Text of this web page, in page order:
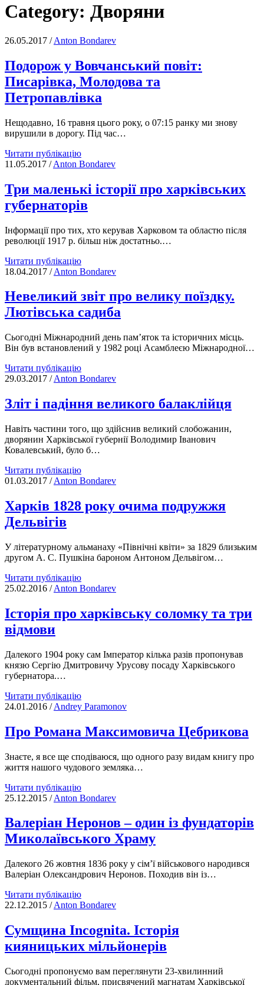
Category: Дворяни
26.05.2017 /Anton Bondarev
Подорож у Вовчанський повіт:
Писарівка, Молодова та
Петропавлівка
Нещодавно, 16 травня цього року, о 07:15 ранку ми знову
вирушили в дорогу. Під час…
Читати публікаціюПодорож
у
повіт:
Писарівка,
Молодова
Петропавлівка
11.05.2017 /Anton Bondarev
Три маленькі історії про харківських
губернаторів
Інформації про тих, хто керував Харковом та областю після
революції 1917 р. більш ніж достатньо.…
Читати публікаціюТри
маленькі
про
харківських
губернаторів
18.04.2017 /Anton Bondarev
Невеликий звіт про велику поїздку.
Лютівська садиба
Сьогодні Міжнародний день пам’яток та історичних місць.
Він був встановлений у 1982 році Асамблеєю Міжнародної…
Читати публікаціюНевеликий
звіт
поїздку.
садиба
29.03.2017 /Anton Bondarev
Зліт і падіння великого балаклійця
Навіть частини того, що здійснив великий слобожанин,
дворянин Харківської губернії Володимир Іванович
Ковалевський, було б…
Читати публікаціюЗліт
і
балаклійця
01.03.2017 /Anton Bondarev
Харків 1828 року очима подружжя
Дельвігів
У літературному альманаху «Північні квіти» за 1829 близьким
другом А. С. Пушкіна бароном Антоном Дельвігом…
Читати публікаціюХарків
1828
подружжя
25.02.2016 /Anton Bondarev
Історія про харківську соломку та три
відмови
Далекого 1904 року сам Імператор кілька разів пропонував
князю Сергію Дмитровичу Урусову посаду Харківського
губернатора.…
Читати публікаціюІсторія
про
соломку
та
відмови
24.01.2016 /Andrey Paramonov
Про Романа Максимовича Цебрикова
Знаєте, я все ще сподіваюся, що одного разу видам книгу про
життя нашого чудового земляка…
Читати публікаціюПро
Романа
Цебрикова
25.12.2015 /Anton Bondarev
Валеріан Неронов – один із фундаторів
Миколаївського Храму
Далекого 26 жовтня 1836 року у сім’ї військового народився
Валеріан Олександрович Неронов. Походив він із…
Читати публікаціюВалеріан
Неронов
із
фундаторів
Храму
22.12.2015 /Anton Bondarev
Сумщина Incognita. Історія
кияницьких мільйонерів
Сьогодні пропонуємо вам переглянути 23-хвилинний
документальний фільм, присвячений магнатам Харківської